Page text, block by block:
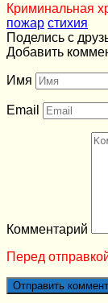
Криминальная
пожар стихия
Поделись с
Добавить
Имя
Email
Комментарий
Перед